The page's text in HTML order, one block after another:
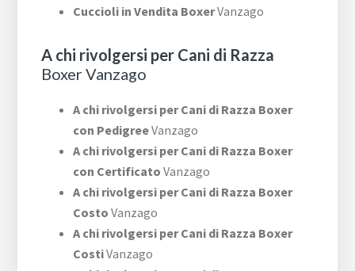
Cuccioli in Vendita BoxerVanzago
A chi rivolgersi per Cani di Razza
Boxer Vanzago
A chi rivolgersi per Cani di Razza Boxer
con PedigreeVanzago
A chi rivolgersi per Cani di Razza Boxer
con Certificato Vanzago
A chi rivolgersi per Cani di Razza Boxer
Costo Vanzago
A chi rivolgersi per Cani di Razza Boxer
CostiVanzago